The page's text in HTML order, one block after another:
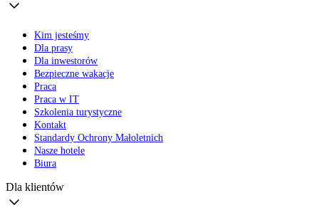
Kim jesteśmy
Dla prasy
Dla inwestorów
Bezpieczne wakacje
Praca
Praca w IT
Szkolenia turystyczne
Kontakt
Standardy Ochrony Małoletnich
Nasze hotele
Biura
Dla klientów